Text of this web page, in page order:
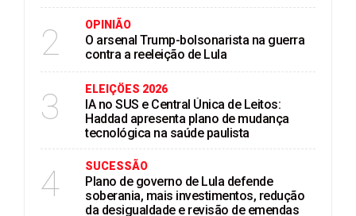
2 OPINIÃO
O arsenal Trump-bolsonarista na guerra
contra a reeleição de Lula
3 ELEIÇÖES 2026
IA no SUS e Central Única de Leitos:
Haddad apresenta plano de mudança
tecnológica na saúde paulista
4 SUCESSÃO
Plano de governo de Lula defende
soberania, mais investimentos, redução
da desigualdade e revisão de emendas